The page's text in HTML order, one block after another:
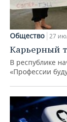
Общество 27
Карьерный
В республике
«Профессии